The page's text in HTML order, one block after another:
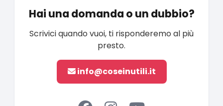
Hai una domanda o un dubbio?
Scrivici quando vuoi, ti risponderemo al più
presto.
info@coseinutili.it